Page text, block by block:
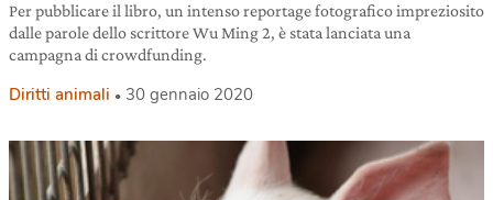
Per pubblicare il libro, un intenso reportage fotografico impreziosito
dalle parole dello scrittore Wu Ming 2, è stata lanciata una
campagna di crowdfunding.
Diritti animali 30 gennaio 2020